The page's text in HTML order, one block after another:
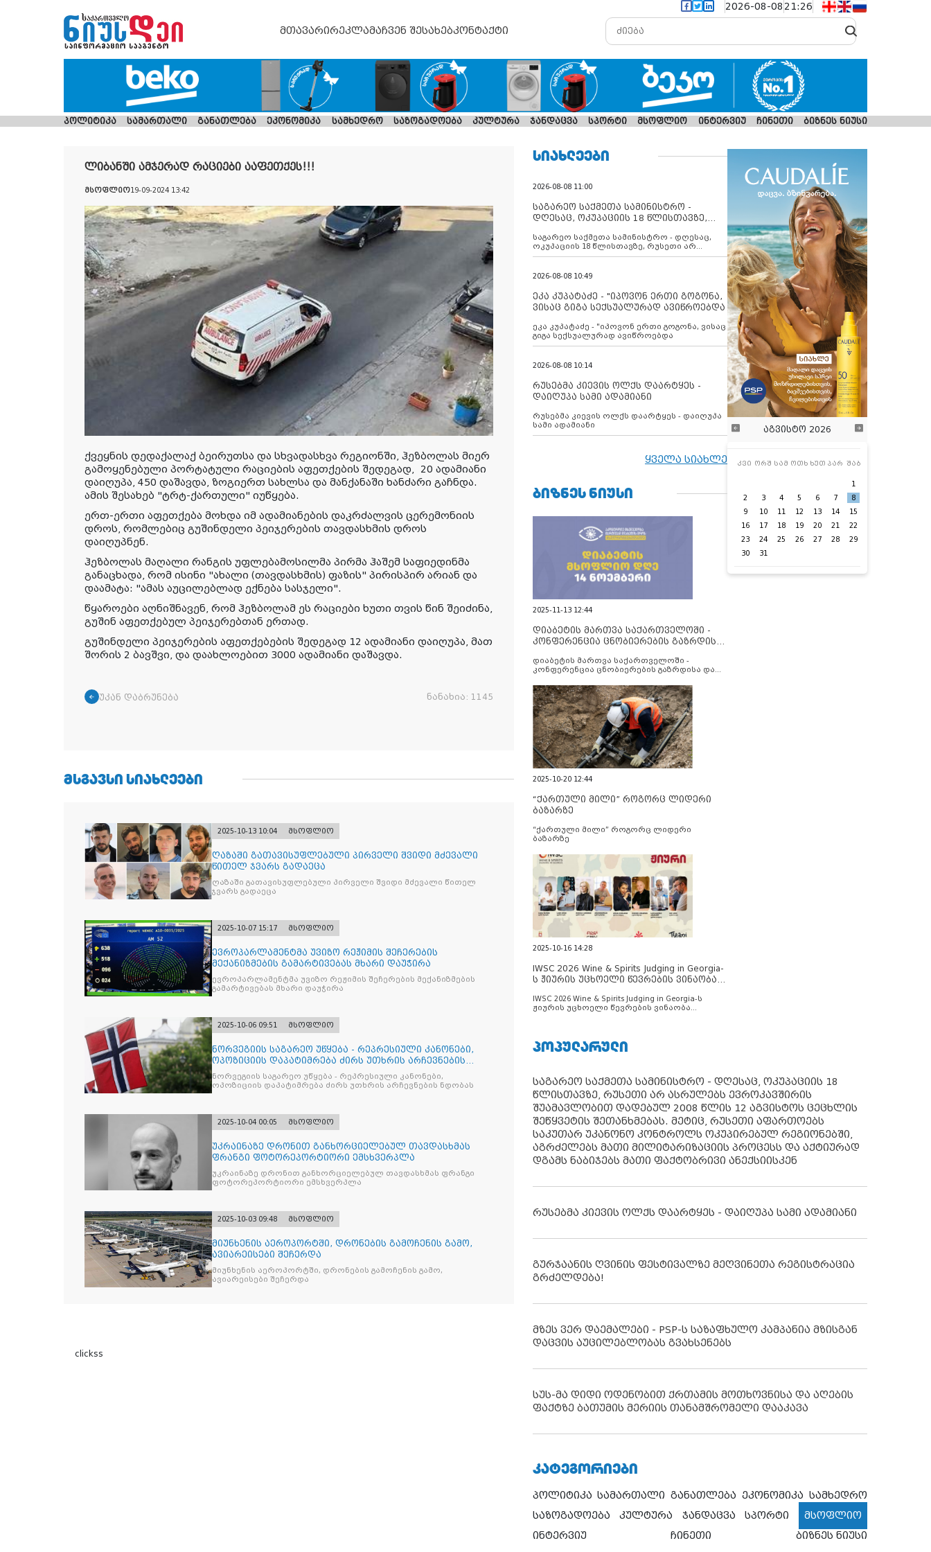
2026-08-08 21:26
მთავარირეკლამაჩვენ შესახებკონტაქტი
პოლიტიკა სამართალი განათლება ეკონომიკა სამხედრო საზოგადოება კულტურა ჯანდაცვა სპორტი მსოფლიო ინტერვიუ ჩინეთი ბიზნეს ნიუსი
ლიბანში ამჯერად რაციები ააფეთქეს!!!
მსოფლიო19-09-2024 13:42
ქვეყნის დედაქალაქ ბეირუთსა და სხვადასხვა რეგიონში, ჰეზბოლას მიერ
გამოყენებული პორტატული რაციების აფეთქების შედეგად, 20 ადამიანი
დაიღუპა, 450 დაშავდა, ზოგიერთ სახლსა და მანქანაში ხანძარი გაჩნდა.
ამის შესახებ "ტრტ-ქართული" იუწყება.
ერთ-ერთი აფეთქება მოხდა იმ ადამიანების დაკრძალვის ცერემონიის
დროს, რომლებიც გუშინდელი პეიჯერების თავდასხმის დროს
დაიღუპნენ.
ჰეზბოლას მაღალი რანგის უფლებამოსილმა პირმა ჰაშემ საფიედინმა
განაცხადა, რომ ისინი "ახალი (თავდასხმის) ფაზის" პირისპირ არიან და
დაამატა: "ამას აუცილებლად ექნება სასჯელი".
წყაროები აღნიშნავენ, რომ ჰეზბოლამ ეს რაციები ხუთი თვის წინ შეიძინა,
გუშინ აფეთქებულ პეიჯერებთან ერთად.
გუშინდელი პეიჯერების აფეთქებების შედეგად 12 ადამიანი დაიღუპა, მათ
შორის 2 ბავშვი, და დაახლოებით 3000 ადამიანი დაშავდა.
უკან დაბრუნება ნანახია: 1145
ᲛᲡᲒᲐᲕᲡᲘ ᲡᲘᲐᲮᲚᲔᲔᲑᲘ
2025-10-13 10:04 მსოფლიო
ღაზაში გათავისუფლებული პირველი შვიდი მძევალი
წითელ ჯვარს გადაეცა
ღაზაში გათავისუფლებული პირველი შვიდი მძევალი წითელ
ჯვარს გადაეცა
2025-10-07 15:17 მსოფლიო
ევროპარლამენტმა უვიზო რეჟიმის შეჩერების
მექანიზმების გამარტივებას მხარი დაუჭირა
ევროპარლამენტმა უვიზო რეჟიმის შეჩერების მექანიზმების
გამარტივებას მხარი დაუჭირა
2025-10-06 09:51 მსოფლიო
ნორვეგიის საგარეო უწყება - რეპრესიული კანონები,
ოპოზიციის დაპატიმრება ძირს უთხრის არჩევნების
ნდობას
ნორვეგიის საგარეო უწყება - რეპრესიული კანონები,
ოპოზიციის დაპატიმრება ძირს უთხრის არჩევნების ნდობას
2025-10-04 00:05 მსოფლიო
უკრაინაზე დრონით განხორციელებულ თავდასხმას
ფრანგი ფოტორეპორტიორი ემსხვერპლა
უკრაინაზე დრონით განხორციელებულ თავდასხმას ფრანგი
ფოტორეპორტიორი ემსხვერპლა
2025-10-03 09:48 მსოფლიო
მიუნხენის აეროპორტში, დრონების გამოჩენის გამო,
ავიარეისები შეჩერდა
მიუნხენის აეროპორტში, დრონების გამოჩენის გამო,
ავიარეისები შეჩერდა
clickss
ᲡᲘᲐᲮᲚᲔᲔᲑᲘ
2026-08-08 11:00
საგარეო საქმეთა სამინისტრო -
დღესაც, ოკუპაციის 18 წლისთავზე,
შუამავლ
საგარეო საქმეთა სამინისტრო - დღესაც,
ოკუპაციის 18 წლისთავზე, რუსეთი არ
ასრულებს ევროკავშირის შუამავლობით
შეწყვეტის შეთანხმებას. მეტიც, რუსეთი
ოკუპირებულ რეგიონებში, აგრძელებს მათი
მილიტარიზაციის პროცესს და აქტიურად
დგამს ნაბიჯებს მათი ფაქტობრივი
2026-08-08 10:49
ეკა კუპატაძე - "იპოვონ ერთი გოგონა,
ვისაც გიგა სექსუალურად ავიწროებდა
ეკა კუპატაძე - "იპოვონ ერთი გოგონა, ვისაც
გიგა სექსუალურად ავიწროებდა
2026-08-08 10:14
რუსებმა კიევის ოლქს დაარტყეს -
დაიღუპა სამი ადამიანი
რუსებმა კიევის ოლქს დაარტყეს - დაიღუპა
სამი ადამიანი
ყველა სიახლე
ᲑᲘᲖᲜᲔᲡ ᲜᲘᲣᲡᲘ
2025-11-13 12:44
დიაბეტის მართვა საქართველოში -
კონფერენცია ცნობიერების გაზრდისა
დიაბეტის მართვა საქართველოში -
კონფერენცია ცნობიერების გაზრდისა და
2025-10-20 12:44
“ქართული მილი” როგორც ლიდერი
ბაზარზე
“ქართული მილი” როგორც ლიდერი
ბაზარზე
2025-10-16 14:28
IWSC 2026 Wine & Spirits Judging in Georgia-
ს ჟიურის უცხოელი წევრების ვინაობა
IWSC 2026 Wine & Spirits Judging in Georgia-ს
ჟიურის უცხოელი წევრების ვინაობა
აგვისტო 2026
კვი ორშ სამ ოთხ ხუთ პარ შაბ
1
2
3 4 5 6 7
8
9
10 11 12 13 14
15
16
17 18 19 20 21
22
23
24 25 26 27 28
29
30
31
ᲞᲝᲞᲣᲚᲐᲠᲣᲚᲘ
საგარეო საქმეთა სამინისტრო - დღესაც, ოკუპაციის 18
წლისთავზე, რუსეთი არ ასრულებს ევროკავშირის
შუამავლობით დადებულ 2008 წლის 12 აგვისტოს ცეცხლის
შეწყვეტის შეთანხმებას. მეტიც, რუსეთი აფართოებს
საკუთარ უკანონო კონტროლს ოკუპირებულ რეგიონებში,
აგრძელებს მათი მილიტარიზაციის პროცესს და აქტიურად
დგამს ნაბიჯებს მათი ფაქტობრივი ანექსიისკენ
რუსებმა კიევის ოლქს დაარტყეს - დაიღუპა სამი ადამიანი
გურჯაანის ღვინის ფესტივალზე მეღვინეთა რეგისტრაცია
გრძელდება!
მზეს ვერ დაემალები - PSP-ს საზაფხულო კამპანია მზისგან
დაცვის აუცილებლობას გვახსენებს
სუს-მა დიდი ოდენობით ქრთამის მოთხოვნისა და აღების
ფაქტზე ბათუმის მერიის თანამშრომელი დააკავა
ᲙᲐᲢᲔᲒᲝᲠᲘᲔᲑᲘ
პოლიტიკა სამართალი განათლება ეკონომიკა სამხედრო
საზოგადოება
კულტურა ჯანდაცვა სპორტი
მსოფლიო
ინტერვიუ
ჩინეთი ბიზნეს ნიუსი